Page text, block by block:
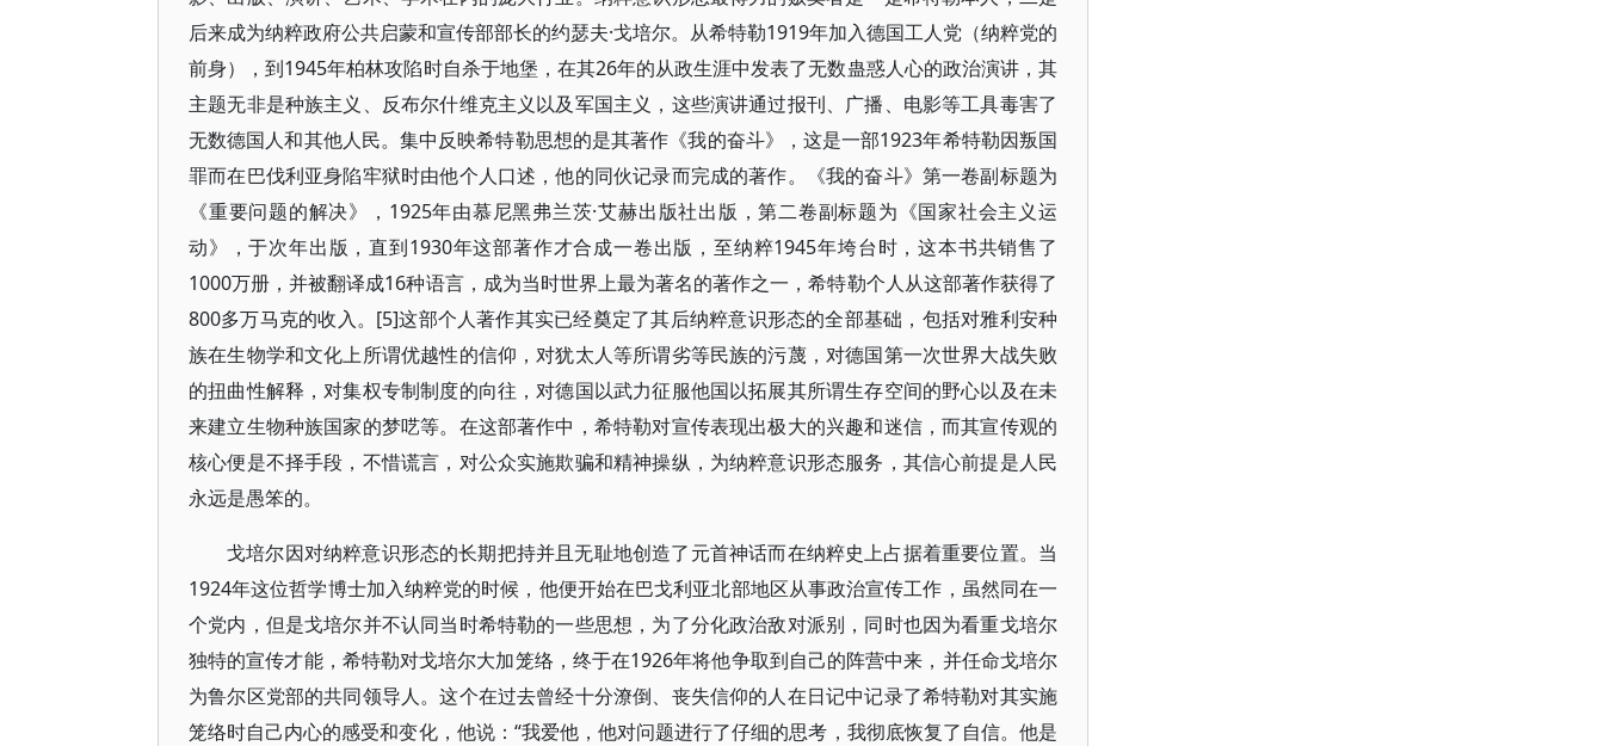
后来成为纳粹政府公共启蒙和宣传部部长的约瑟夫·戈培尔。从希特勒1919年加入德国工人党（纳粹党的
前身），到1945年柏林攻陷时自杀于地堡，在其26年的从政生涯中发表了无数蛊惑人心的政治演讲，其
主题无非是种族主义、反布尔什维克主义以及军国主义，这些演讲通过报刊、广播、电影等工具毒害了
无数德国人和其他人民。集中反映希特勒思想的是其著作《我的奋斗》，这是一部1923年希特勒因叛国
罪而在巴伐利亚身陷牢狱时由他个人口述，他的同伙记录而完成的著作。《我的奋斗》第一卷副标题为
《重要问题的解决》，1925年由慕尼黑弗兰茨·艾赫出版社出版，第二卷副标题为《国家社会主义运
动》，于次年出版，直到1930年这部著作才合成一卷出版，至纳粹1945年垮台时，这本书共销售了
1000万册，并被翻译成16种语言，成为当时世界上最为著名的著作之一，希特勒个人从这部著作获得了
800多万马克的收入。[5]这部个人著作其实已经奠定了其后纳粹意识形态的全部基础，包括对雅利安种
族在生物学和文化上所谓优越性的信仰，对犹太人等所谓劣等民族的污蔑，对德国第一次世界大战失败
的扭曲性解释，对集权专制制度的向往，对德国以武力征服他国以拓展其所谓生存空间的野心以及在未
来建立生物种族国家的梦呓等。在这部著作中，希特勒对宣传表现出极大的兴趣和迷信，而其宣传观的
核心便是不择手段，不惜谎言，对公众实施欺骗和精神操纵，为纳粹意识形态服务，其信心前提是人民
永远是愚笨的。
戈培尔因对纳粹意识形态的长期把持并且无耻地创造了元首神话而在纳粹史上占据着重要位置。当
1924年这位哲学博士加入纳粹党的时候，他便开始在巴戈利亚北部地区从事政治宣传工作，虽然同在一
个党内，但是戈培尔并不认同当时希特勒的一些思想，为了分化政治敌对派别，同时也因为看重戈培尔
独特的宣传才能，希特勒对戈培尔大加笼络，终于在1926年将他争取到自己的阵营中来，并任命戈培尔
为鲁尔区党部的共同领导人。这个在过去曾经十分潦倒、丧失信仰的人在日记中记录了希特勒对其实施
笼络时自己内心的感受和变化，他说：“我爱他，他对问题进行了仔细的思考，我彻底恢复了自信。他是